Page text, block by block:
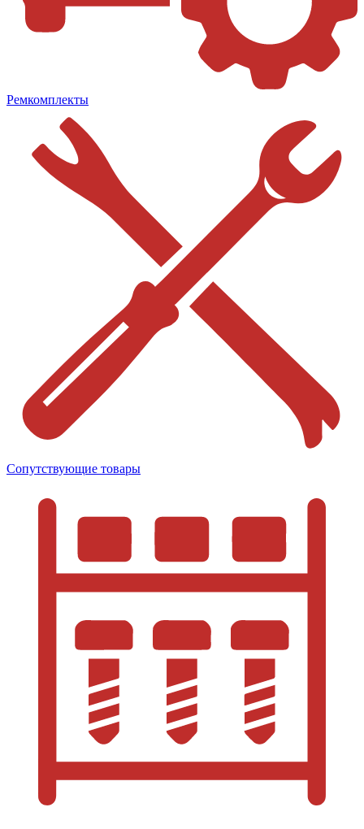
Ремкомплекты
Сопутствующие товары